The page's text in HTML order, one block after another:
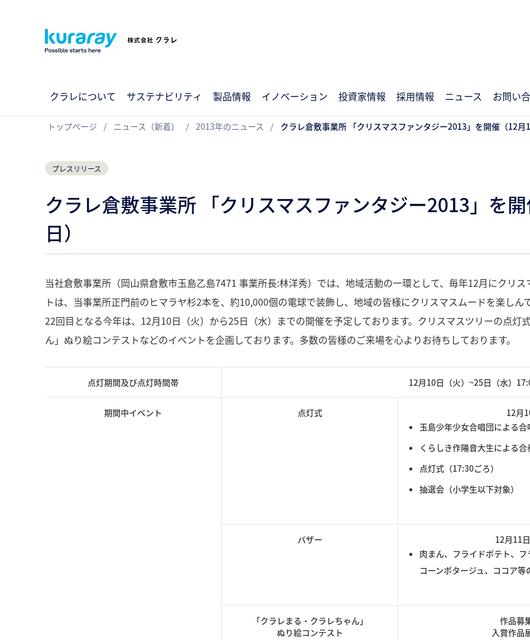
クラレについて サステナビリティ 製品情報 イノベーション 投資家情報 採用情報 ニュース お問い
トップページ ニュース（新着） 2013年のニュース クラレ倉敷事業所 「クリスマスファンタジー2013」を開催（12月
プレスリリース
クラレ倉敷事業所 「クリスマスファンタジー2013」を
日）
当社倉敷事業所（岡山県倉敷市玉島乙島7471 事業所長:林洋秀）では、地域活動の一環として、毎年12月にクリ
トは、当事業所正門前のヒマラヤ杉2本を、約10,000個の電球で装飾し、地域の皆様にクリスマスムードを楽しん
22回目となる今年は、12月10日（火）から25日（水）までの開催を予定しております。クリスマスツリーの点灯
ん」ぬり絵コンテストなどのイベントを企画しております。多数の皆様のご来場を心よりお待ちしております。
点灯期間及び点灯時間帯 12月10日（火）~25日（水）
期間中イベント 点灯式
12月
玉島少年少女合唱団による合
くらしき作陽音大生による合
点灯式（17:30ごろ）
抽選会（小学生以下対象）
バザー
12月11
肉まん、フライドポテト、
コーンポタージュ、ココア等
「クラレまる・クラレちゃん」
ぬり絵コンテスト
作品募
入賞作品